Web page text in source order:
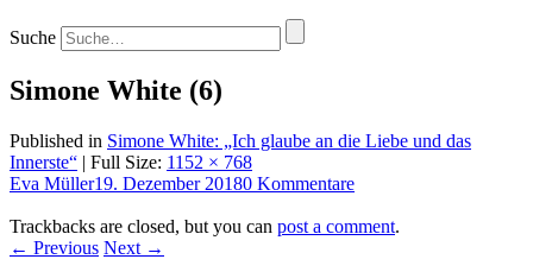
Suche
Simone White (6)
Published in Simone White: „Ich glaube an die Liebe und das
Innerste“ | Full Size: 1152 × 768
Eva Müller19. Dezember 20180 Kommentare
Trackbacks are closed, but you can post a comment.
← Previous Next →